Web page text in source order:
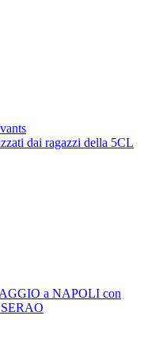
dai ragazzi della 5CL
a NAPOLI con